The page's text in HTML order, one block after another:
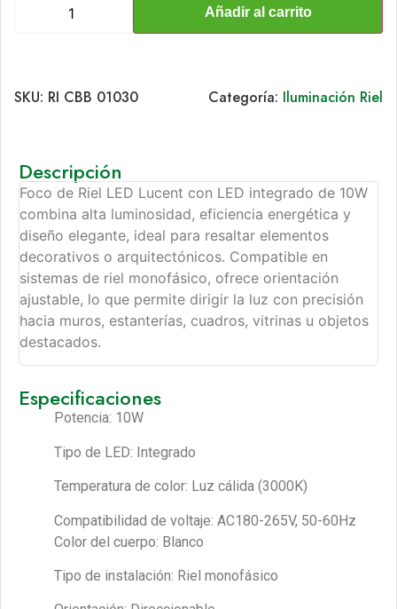
Añadir al carrito
SKU: RI CBB 01030 Categoría: Iluminación Riel
Descripción
Foco de Riel LED Lucent con LED integrado de 10W
combina alta luminosidad, eficiencia energética y
diseño elegante, ideal para resaltar elementos
decorativos o arquitectónicos. Compatible en
sistemas de riel monofásico, ofrece orientación
ajustable, lo que permite dirigir la luz con precisión
hacia muros, estanterías, cuadros, vitrinas u objetos
destacados.
Especificaciones
Potencia: 10W
Tipo de LED: Integrado
Temperatura de color: Luz cálida (3000K)
Compatibilidad de voltaje: AC180-265V, 50-60Hz
Color del cuerpo: Blanco
Tipo de instalación: Riel monofásico